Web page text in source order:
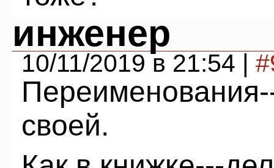
инженер
10/11/2019 в 21:54 |
своей.